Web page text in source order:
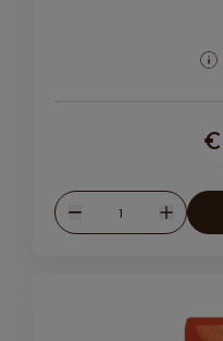
€
Verlagen
Hoeveelheid